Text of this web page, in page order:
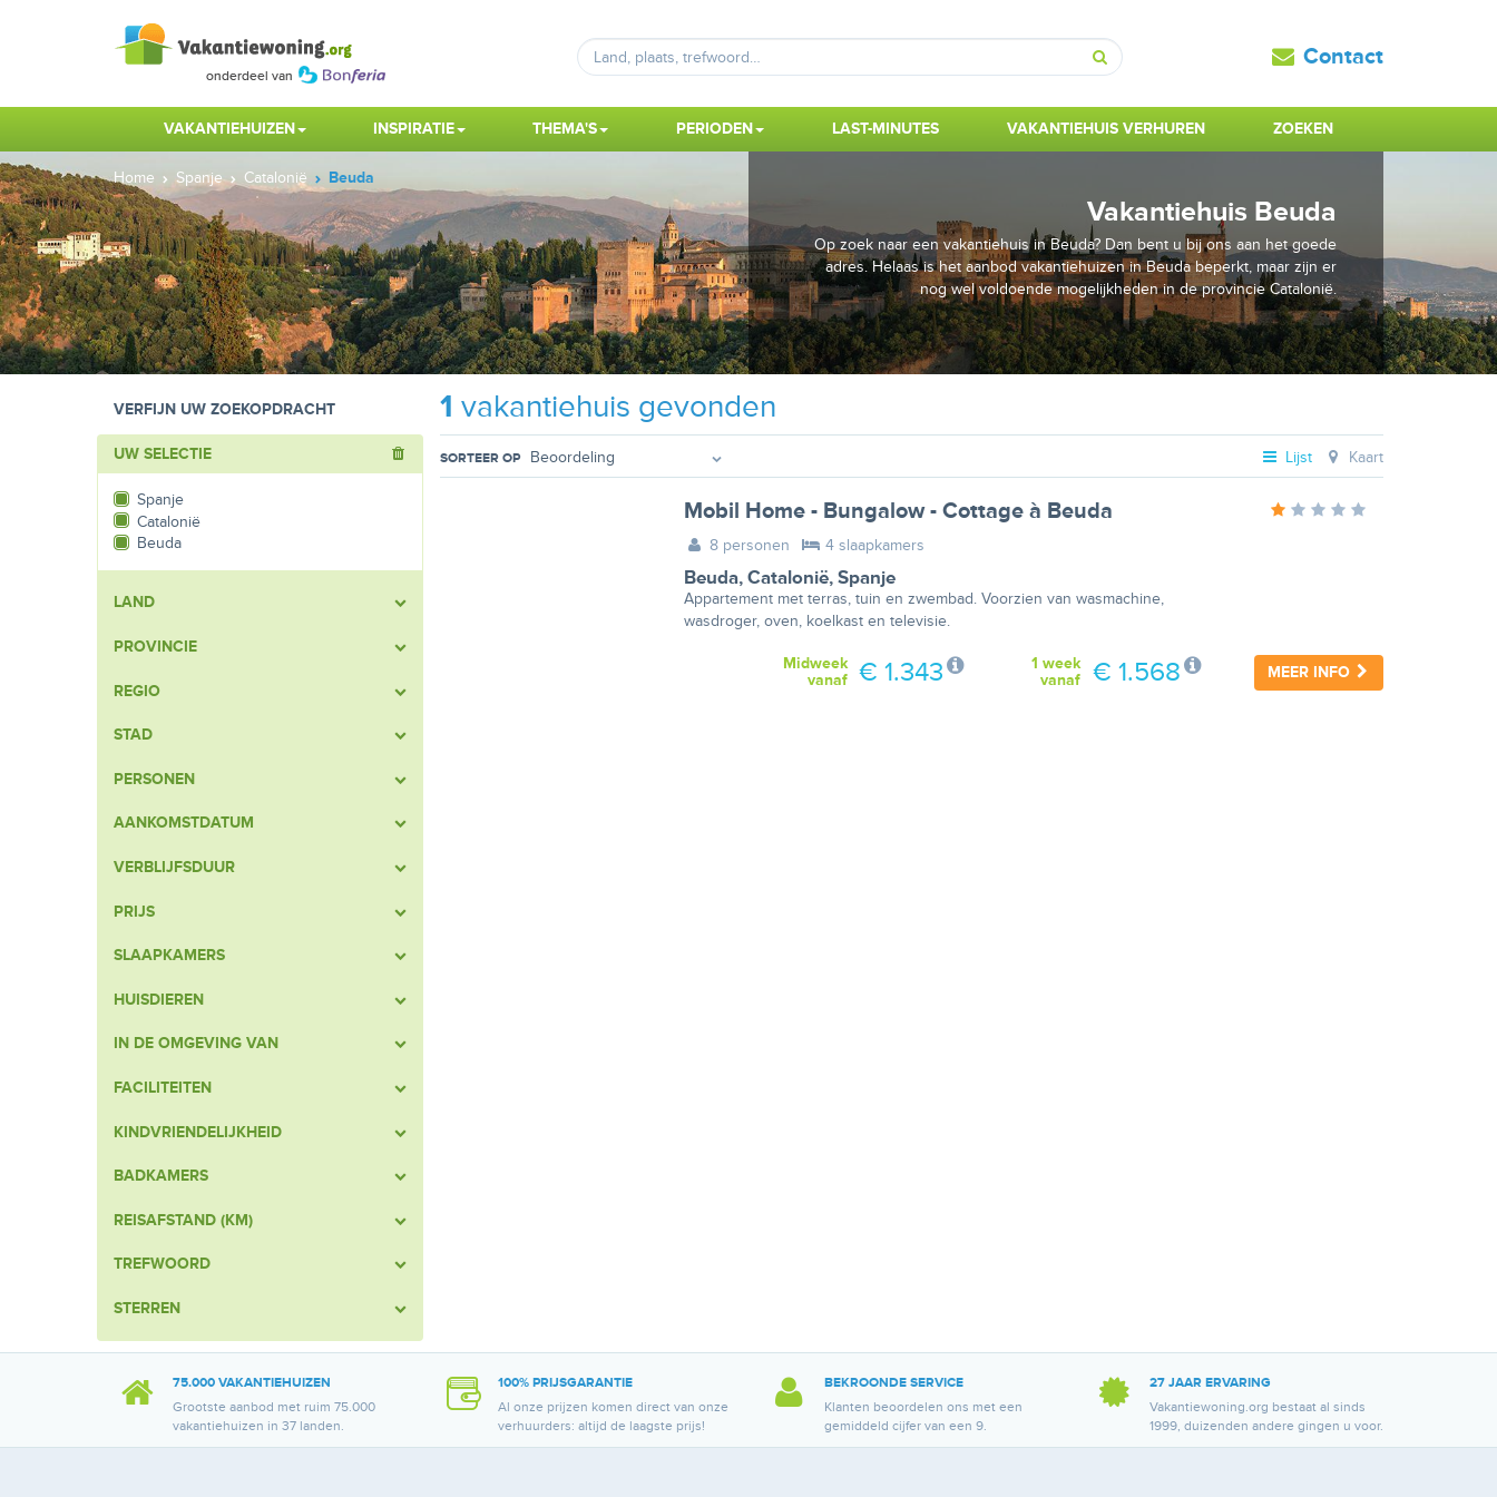
Zoeken
Contact
VAKANTIEHUIZEN INSPIRATIE THEMA'S PERIODEN LAST-MINUTES VAKANTIEHUIS VERHUREN ZOEKEN
Home Spanje Catalonië Beuda
Vakantiehuis Beuda
Op zoek naar een vakantiehuis in Beuda? Dan bent u bij ons aan het goede
adres. Helaas is het aanbod vakantiehuizen in Beuda beperkt, maar zijn er
nog wel voldoende mogelijkheden in de provincie Catalonië.
VERFIJN UW ZOEKOPDRACHT 1 vakantiehuis gevonden
UW SELECTIE
Spanje
Catalonië
Beuda
LAND
PROVINCIE
REGIO
STAD
PERSONEN
AANKOMSTDATUM
VERBLIJFSDUUR
PRIJS
SLAAPKAMERS
HUISDIEREN
IN DE OMGEVING VAN
FACILITEITEN
KINDVRIENDELIJKHEID
BADKAMERS
REISAFSTAND (KM)
TREFWOORD
STERREN
SORTEER OP Lijst Kaart
Mobil Home - Bungalow - Cottage à Beuda
8 personen 4 slaapkamers
Beuda, Catalonië, Spanje
Appartement met terras, tuin en zwembad. Voorzien van wasmachine,
wasdroger, oven, koelkast en televisie.
MEER INFO
1 week
vanaf
€ 1.568
Midweek
vanaf
€ 1.343
75.000 VAKANTIEHUIZEN
Grootste aanbod met ruim 75.000
vakantiehuizen in 37 landen.
100% PRIJSGARANTIE
Al onze prijzen komen direct van onze
verhuurders: altijd de laagste prijs!
BEKROONDE SERVICE
Klanten beoordelen ons met een
gemiddeld cijfer van een 9.
27 JAAR ERVARING
Vakantiewoning.org bestaat al sinds
1999, duizenden andere gingen u voor.